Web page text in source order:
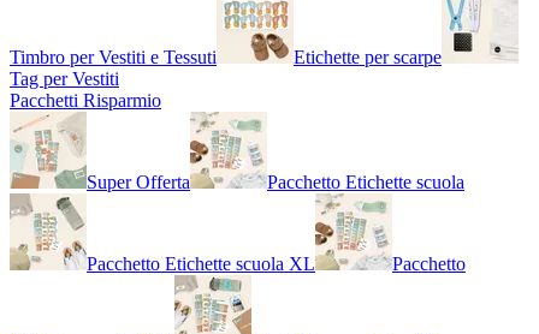
Timbro per Vestiti e Tessuti
Etichette per scarpe
Tag per Vestiti
Pacchetti Risparmio
Super Offerta Pacchetto Etichette scuola
Pacchetto Etichette scuola XL Pacchetto